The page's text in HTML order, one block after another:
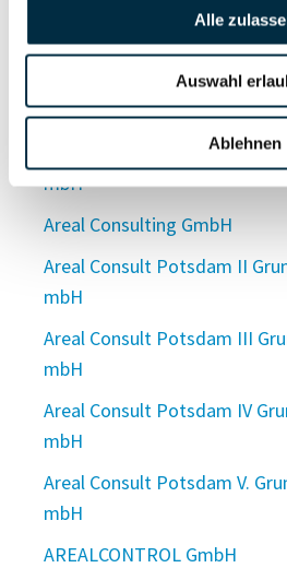
Alle
Auswahl
Ablehnen
ArealCon Solingen GmbH
Areal Consult GmbH
Areal Consult
Areal Consult
mbH
Areal Consulting GmbH
Areal Consult Potsdam II
mbH
Areal Consult Potsdam III
mbH
Areal Consult Potsdam IV
mbH
Areal Consult Potsdam V.
mbH
AREALCONTROL GmbH